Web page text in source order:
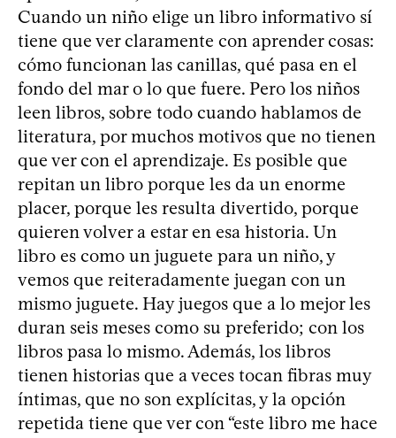
Cuando un niño elige un libro informativo sí
tiene que ver claramente con aprender cosas:
cómo funcionan las canillas, qué pasa en el
fondo del mar o lo que fuere. Pero los niños
leen libros, sobre todo cuando hablamos de
literatura, por muchos motivos que no tienen
que ver con el aprendizaje. Es posible que
repitan un libro porque les da un enorme
placer, porque les resulta divertido, porque
quieren volver a estar en esa historia. Un
libro es como un juguete para un niño, y
vemos que reiteradamente juegan con un
mismo juguete. Hay juegos que a lo mejor les
duran seis meses como su preferido; con los
libros pasa lo mismo. Además, los libros
tienen historias que a veces tocan fibras muy
íntimas, que no son explícitas, y la opción
repetida tiene que ver con “este libro me hace